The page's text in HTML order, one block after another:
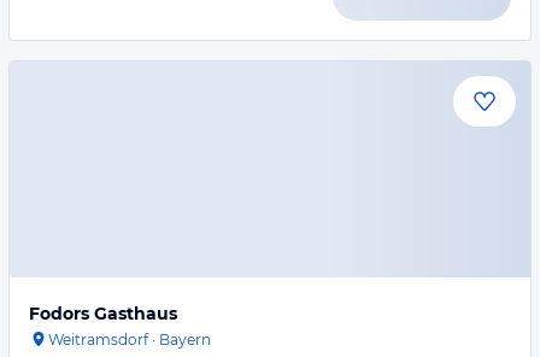
Fodors Gasthaus
Weitramsdorf· Bayern